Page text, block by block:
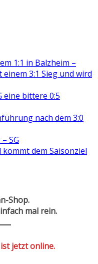
1:1 in Balzheim –
3:1 Sieg und wird
eine bittere 0:5
nach dem 3:0
SG
kommt dem Saisonziel
Shop.
mal rein.
jetzt online.